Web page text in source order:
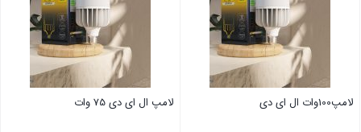
لامپ100وات ال ای دی لامپ ال ای دی 75 وات